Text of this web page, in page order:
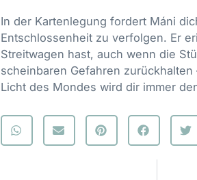
In der Kartenlegung fordert Máni
Entschlossenheit zu verfolgen. Er
Streitwagen hast, auch wenn die
scheinbaren Gefahren
Licht des Mondes wird dir immer